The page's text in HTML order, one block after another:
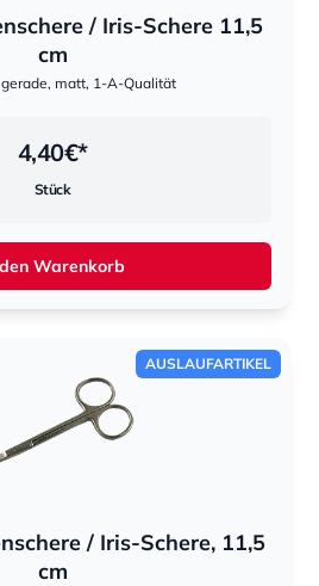
/ Iris-Schere 11,5
cm
matt, 1-A-Qualität
4,40€*
Stück
Warenkorb
AUSLAUFARTIKEL
/ Iris-Schere, 11,5
cm